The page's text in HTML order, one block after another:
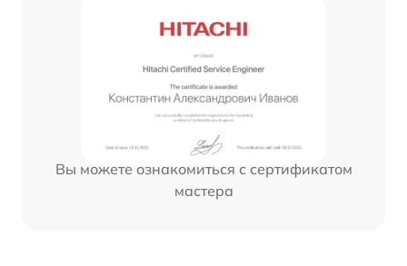
Вы можете ознакомиться с сертификатом
мастера